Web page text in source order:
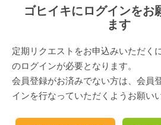
ゴヒイキにログインをお
ます
定期リクエストをお申込みいただく
のログインが必要となります。
会員登録がお済みでない方は、会員
インを行なっていただくようお願い